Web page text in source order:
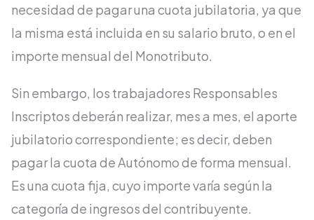
necesidad de pagar una cuota jubilatoria, ya que
la misma está incluida en su salario bruto, o en el
importe mensual del Monotributo.
Sin embargo, los trabajadores Responsables
Inscriptos deberán realizar, mes a mes, el aporte
jubilatorio correspondiente; es decir, deben
pagar la cuota de Autónomo de forma mensual.
Es una cuota fija, cuyo importe varía según la
categoría de ingresos del contribuyente.